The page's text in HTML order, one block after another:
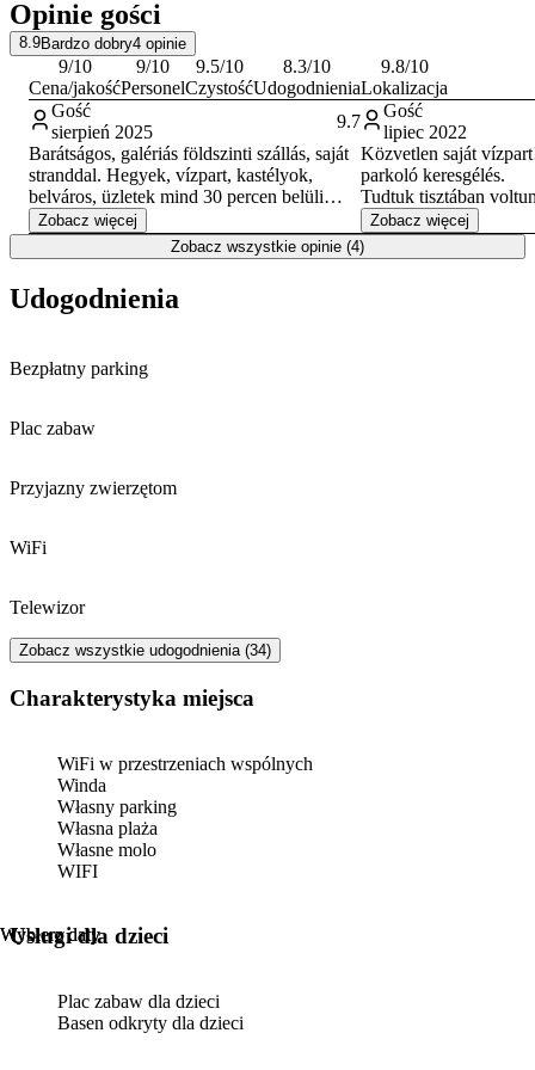
Opinie gości
8.9Bardzo dobry4 opinie
9/10
Cena/jakość
9/10
Personel
9.5/10
Czystość
8.3/10
Udogodnienia
9.8/10
Lokalizacja
Gość
sierpień 2025
9.7
Barátságos, galériás földszinti szállás, saját
stranddal. Hegyek, vízpart, kastélyok,
belváros, üzletek mind 30 percen belüli
autózásra. A környék csodálatos, a hegyek
lenyűgözőek. A szállás tiszta, jól felszerelt,
az internet kicsit gyenge. Saját mélygarázs.
Négyen voltunk, két nagy gyerekkel,
Zobacz więcej
Gość
lipiec 2022
Közvetlen saját
parkoló keresgélés.
Tudtuk tisztában
üzlethelységből
másodlagos. Ablak
volt az apartman,
Zobacz więcej
Zobacz wszystkie opinie (4)
Wybierz daty
Wybierz daty
Udogodnienia
Bezpłatny parking
Plac zabaw
Przyjazny zwierzętom
WiFi
Telewizor
Zobacz wszystkie udogodnienia (34)
Charakterystyka miejsca
WiFi w przestrzeniach wspólnych
Winda
Własny parking
Własna plaża
Własne molo
WIFI
usługi dla dzieci
Plac zabaw dla dzieci
Basen odkryty dla dzieci